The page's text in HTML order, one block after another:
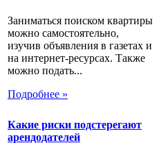
Заниматься поиском квартиры
можно самостоятельно,
изучив объявления в газетах и
на интернет-ресурсах. Также
можно подать...
Подробнее »
Какие риски подстерегают
арендодателей